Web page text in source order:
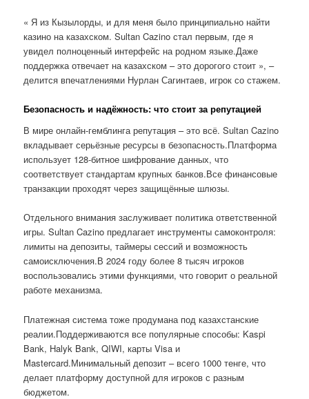
« Я из Кызылорды, и для меня было принципиально найти
казино на казахском. Sultan Cazino стал первым, где я
увидел полноценный интерфейс на родном языке.Даже
поддержка отвечает на казахском – это дорогого стоит », –
делится впечатлениями Нурлан Сагинтаев, игрок со стажем.
Безопасность и надёжность: что стоит за репутацией
В мире онлайн-гемблинга репутация – это всё. Sultan Cazino
вкладывает серьёзные ресурсы в безопасность.Платформа
использует 128-битное шифрование данных, что
соответствует стандартам крупных банков.Все финансовые
транзакции проходят через защищённые шлюзы.
Отдельного внимания заслуживает политика ответственной
игры. Sultan Cazino предлагает инструменты самоконтроля:
лимиты на депозиты, таймеры сессий и возможность
самоисключения.В 2024 году более 8 тысяч игроков
воспользовались этими функциями, что говорит о реальной
работе механизма.
Платежная система тоже продумана под казахстанские
реалии.Поддерживаются все популярные способы: Kaspi
Bank, Halyk Bank, QIWI, карты Visa и
Mastercard.Минимальный депозит – всего 1000 тенге, что
делает платформу доступной для игроков с разным
бюджетом.